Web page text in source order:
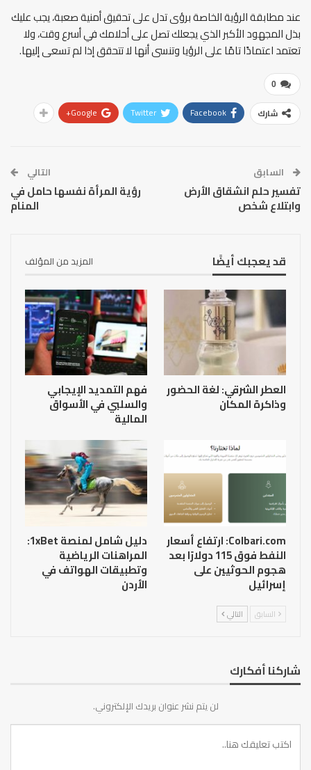
عند مطابقة الرؤية الخاصة برؤى تدل على تحقيق أمنية صعبة، يجب عليك
بذل المجهود الأكبر الذي يجعلك تصل على أحلامك في أسرع وقت، ولا
تعتمد اعتمادًا تامًا على الرؤيا وتنسى أنها لا تتحقق إذا لم تسعى إليها.
0
شارك Facebook
Twitter
Google+
السابق
تفسير حلم انشقاق الأرض
وابتلاع شخص
التالي
رؤية المرأة نفسها حامل في
المنام
قد يعجبك أيضًا المزيد من المؤلف
العطر الشرقي: لغة الحضور
وذاكرة المكان
فهم التمديد الإيجابي
والسلبي في الأسواق
المالية
Colbari.com: ارتفاع أسعار
النفط فوق 115 دولارًا بعد
هجوم الحوثيين على
إسرائيل
دليل شامل لمنصة 1xBet:
المراهنات الرياضية
وتطبيقات الهواتف في
الأردن
السابق التالي
شاركنا أفكارك
لن يتم نشر عنوان بريدك الإلكتروني.